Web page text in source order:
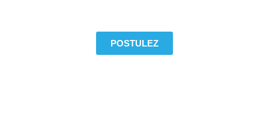
POSTULEZ